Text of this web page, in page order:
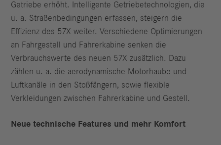
Getriebe erhöht. Intelligente Getriebetechnologien, die
u. a. Straßenbedingungen erfassen, steigern die
Effizienz des 57X weiter. Verschiedene Optimierungen
an Fahrgestell und Fahrerkabine senken die
Verbrauchswerte des neuen 57X zusätzlich. Dazu
zählen u. a. die aerodynamische Motorhaube und
Luftkanäle in den Stoßfängern, sowie flexible
Verkleidungen zwischen Fahrerkabine und Gestell.
Neue technische Features und mehr Komfort